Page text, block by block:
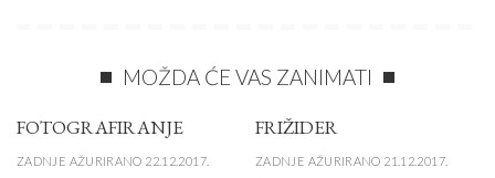
MOŽDA ĆE VAS ZANIMATI
FOTOGRAFIRANJE
ZADNJE AŽURIRANO 22.12.2017.
FRIŽIDER
ZADNJE AŽURIRANO 21.12.2017.